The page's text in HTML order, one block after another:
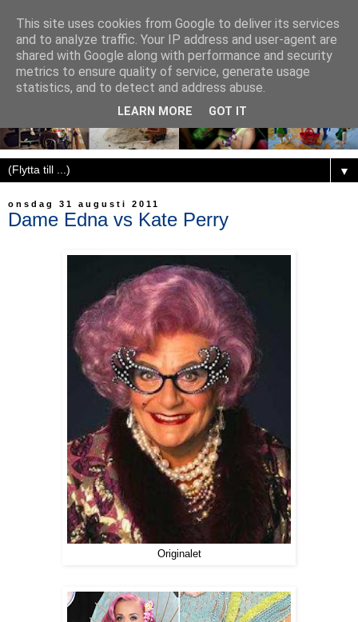
▼
onsdag 31 augusti 2011
Dame Edna vs Kate Perry
Originalet
This site uses cookies from Google to deliver its services
and to analyze traffic. Your IP address and user-agent are
shared with Google along with performance and security
metrics to ensure quality of service, generate usage
statistics, and to detect and address abuse.
LEARN MORE GOT IT